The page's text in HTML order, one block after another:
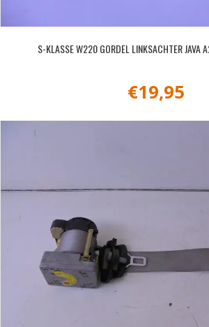
S-KLASSE W220 GORDEL LINKSACHTER
€19,95